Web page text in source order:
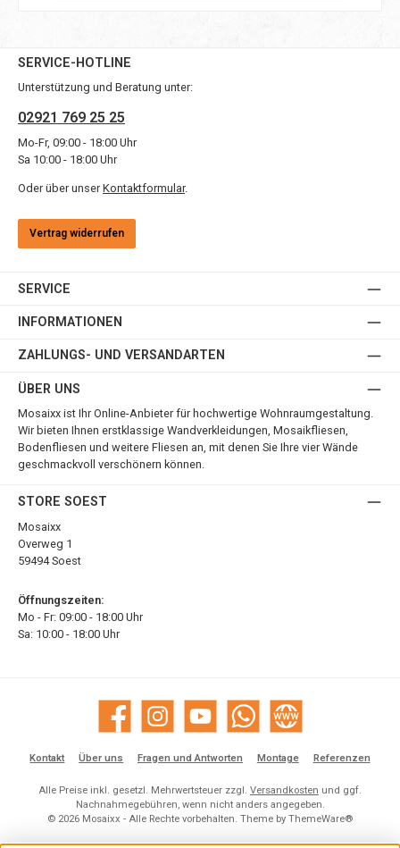
SERVICE-HOTLINE
Unterstützung und Beratung unter:
02921 769 25 25
Mo-Fr, 09:00 - 18:00 Uhr
Sa 10:00 - 18:00 Uhr
Oder über unser Kontaktformular.
Vertrag widerrufen
SERVICE
INFORMATIONEN
ZAHLUNGS- UND VERSANDARTEN
ÜBER UNS
Mosaixx ist Ihr Online-Anbieter für hochwertige Wohnraumgestaltung.
Wir bieten Ihnen erstklassige Wandverkleidungen, Mosaikfliesen,
Bodenfliesen und weitere Fliesen an, mit denen Sie Ihre vier Wände
geschmackvoll verschönern können.
STORE SOEST
Mosaixx
Overweg 1
59494 Soest
Öffnungszeiten:
Mo - Fr: 09:00 - 18:00 Uhr
Sa: 10:00 - 18:00 Uhr
Facebook Instagram YouTube WhatsApp Website
Kontakt Über uns Fragen und Antworten Montage Referenzen
Alle Preise inkl. gesetzl. Mehrwertsteuer zzgl. Versandkosten und ggf.
Nachnahmegebühren, wenn nicht anders angegeben.
© 2026 Mosaixx - Alle Rechte vorbehalten. Theme by ThemeWare®